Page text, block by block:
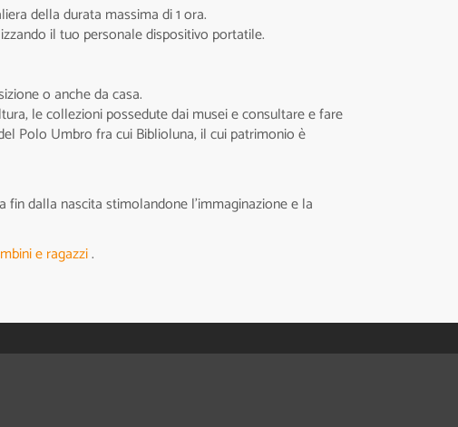
della durata massima di 1 ora.
il tuo personale dispositivo portatile.
o anche da casa.
le collezioni possedute dai musei e consultare e fare
Polo Umbro fra cui Biblioluna, il cui patrimonio è
dalla nascita stimolandone l'immaginazione e la
e ragazzi.